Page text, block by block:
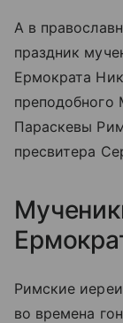
А в
праздник
Ермократа
преподобного
Параскевы
пресвитера
Римские
во времена